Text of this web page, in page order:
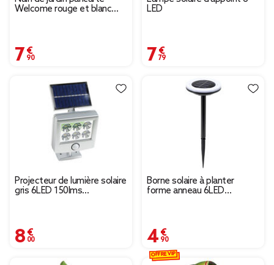
Welcome rouge et blanc
7,90 €
LED
7,79 €
Projecteur de lumière solaire
gris 6LED 150lms
8,00 €
Borne solaire à planter
forme anneau 6LED
4,90 €
OFFRE VIP